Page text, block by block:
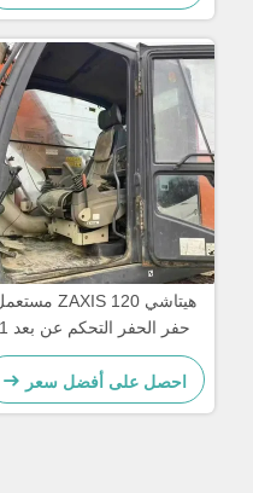
هيتاشي ZAXIS 120 مستعمل
حفر الحفر التحكم عن بعد 1
طن الحمل للبناء
احصل على أفضل سعر